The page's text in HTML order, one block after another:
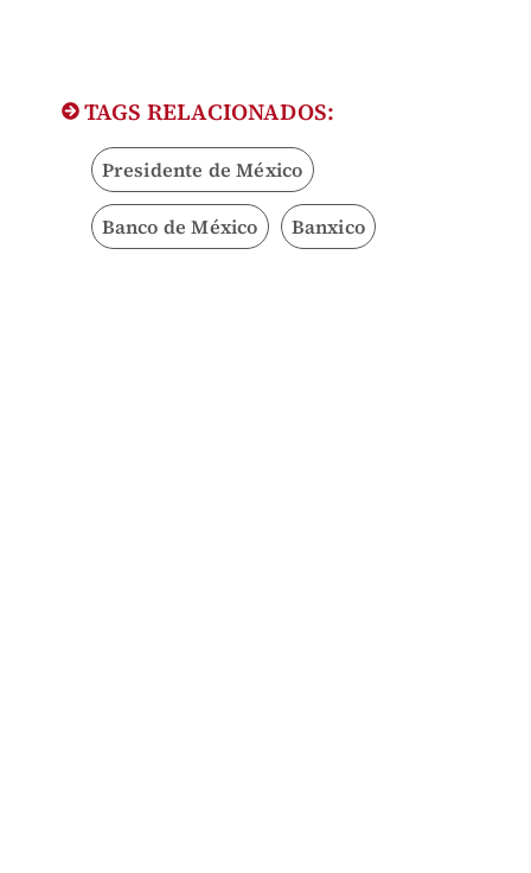
TAGS RELACIONADOS:
Presidente de México
Banco de México Banxico